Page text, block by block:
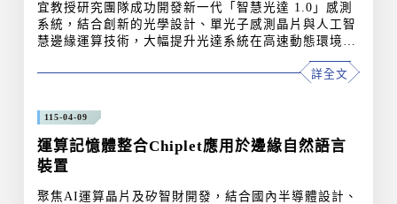
宜教授研究團隊成功開發新一代「智慧光達 1.0」感測
系統，結合創新的光學設計、單光子感測晶片與人工智
慧邊緣運算技術，大幅提升光達系統在高速動態環境中
的感測能力，為未來智慧交通與智慧機器視覺提供重要
技術基礎。 在感測硬體架構方面，研究導入微透鏡陣
D)感測晶片的協同設計，經實驗證實可將整體感光效能
提升約210%，突破感測器在極低光源等嚴苛環境下的
物理限制。在核心晶片系統方面，團隊採用T18HVG2
高壓製程技術開發出 32&t
詳全文
115-04-09
運算記憶體整合Chiplet應用於邊緣自然語言
裝置
聚焦AI運算晶片及矽智財開發，結合國內半導體設計、